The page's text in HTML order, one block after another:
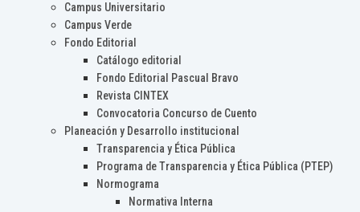
Campus Universitario
Campus Verde
Fondo Editorial
Catálogo editorial
Fondo Editorial Pascual Bravo
Revista CINTEX
Convocatoria Concurso de Cuento
Planeación y Desarrollo institucional
Transparencia y Ética Pública
Programa de Transparencia y Ética Pública (PTEP)
Normograma
Normativa Interna